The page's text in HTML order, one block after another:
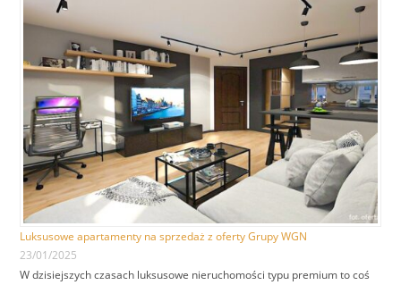
Luksusowe apartamenty na sprzedaż z oferty Grupy WGN
23/01/2025
W dzisiejszych czasach luksusowe nieruchomości typu premium to coś